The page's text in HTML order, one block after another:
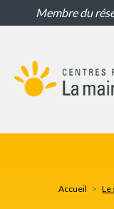
Membre du
Accueil Le